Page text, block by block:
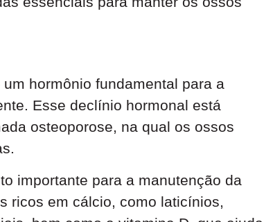
hormônio fundamental para a
Esse declínio hormonal está
osteoporose, na qual os ossos
importante para a manutenção da
ricos em cálcio, como laticínios,